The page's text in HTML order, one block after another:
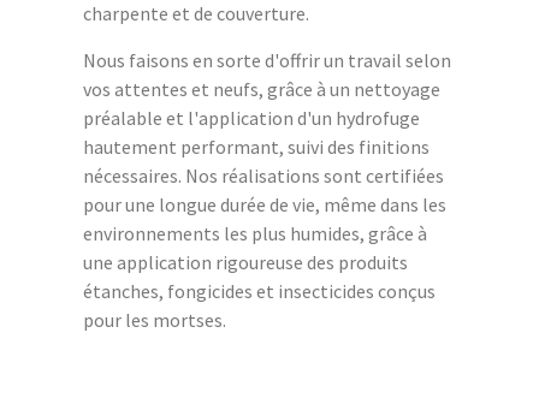
charpente et de couverture.
Nous faisons en sorte d'offrir un travail selon
vos attentes et neufs, grâce à un nettoyage
préalable et l'application d'un hydrofuge
hautement performant, suivi des finitions
nécessaires. Nos réalisations sont certifiées
pour une longue durée de vie, même dans les
environnements les plus humides, grâce à
une application rigoureuse des produits
étanches, fongicides et insecticides conçus
pour les mortses.